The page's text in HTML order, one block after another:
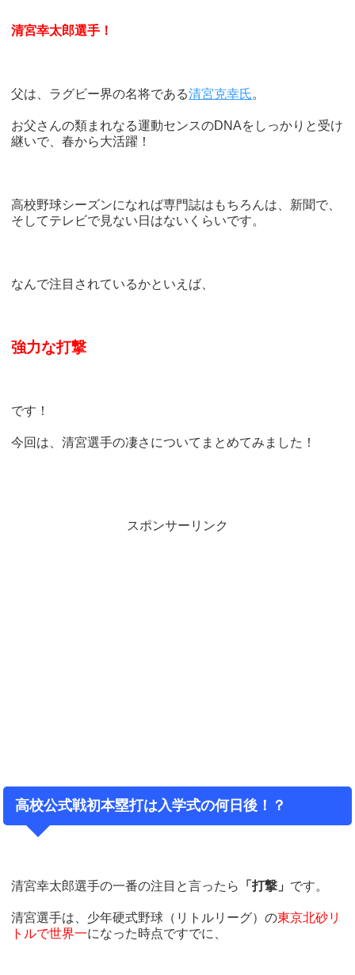
清宮幸太郎選手！
父は、ラグビー界の名将である清宮克幸氏。
お父さんの類まれなる運動センスのDNAをしっかりと受け
継いで、春から大活躍！
高校野球シーズンになれば専門誌はもちろんは、新聞で、
そしてテレビで見ない日はないくらいです。
なんで注目されているかといえば、
強力な打撃
です！
今回は、清宮選手の凄さについてまとめてみました！
スポンサーリンク
高校公式戦初本塁打は入学式の何日後！？
清宮幸太郎選手の一番の注目と言ったら 「打撃」 です。
清宮選手は、少年硬式野球（リトルリーグ）の東京北砂リ
トルで世界一になった時点ですでに、